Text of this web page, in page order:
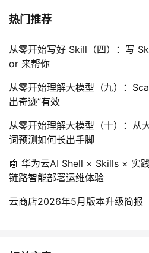
藏
热门推荐
从零开始写好 Skill（四）：写
or 来帮你
从零开始理解大模型（九）：
出奇迹”有效
从零开始理解大模型（十）：
词预测如何长出手脚
🤖 华为云AI Shell × Skills × 实践
链路智能部署运维体验
云商店2026年5月版本升级简报